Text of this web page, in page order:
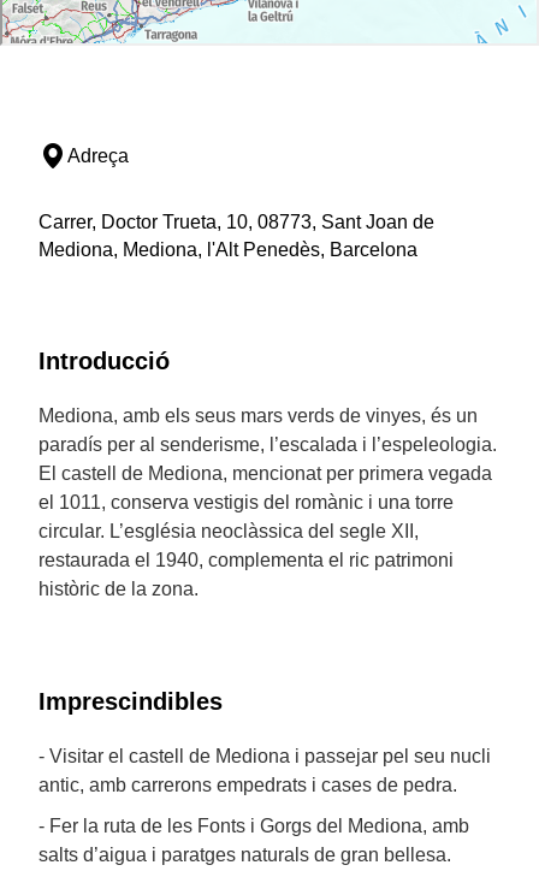
Adreça
Carrer, Doctor Trueta, 10, 08773, Sant Joan de
Mediona, Mediona, l'Alt Penedès, Barcelona
Introducció
Mediona, amb els seus mars verds de vinyes, és un
paradís per al senderisme, l’escalada i l’espeleologia.
El castell de Mediona, mencionat per primera vegada
el 1011, conserva vestigis del romànic i una torre
circular. L’església neoclàssica del segle XII,
restaurada el 1940, complementa el ric patrimoni
històric de la zona.
Imprescindibles
- Visitar el castell de Mediona i passejar pel seu nucli
antic, amb carrerons empedrats i cases de pedra.
- Fer la ruta de les Fonts i Gorgs del Mediona, amb
salts d’aigua i paratges naturals de gran bellesa.